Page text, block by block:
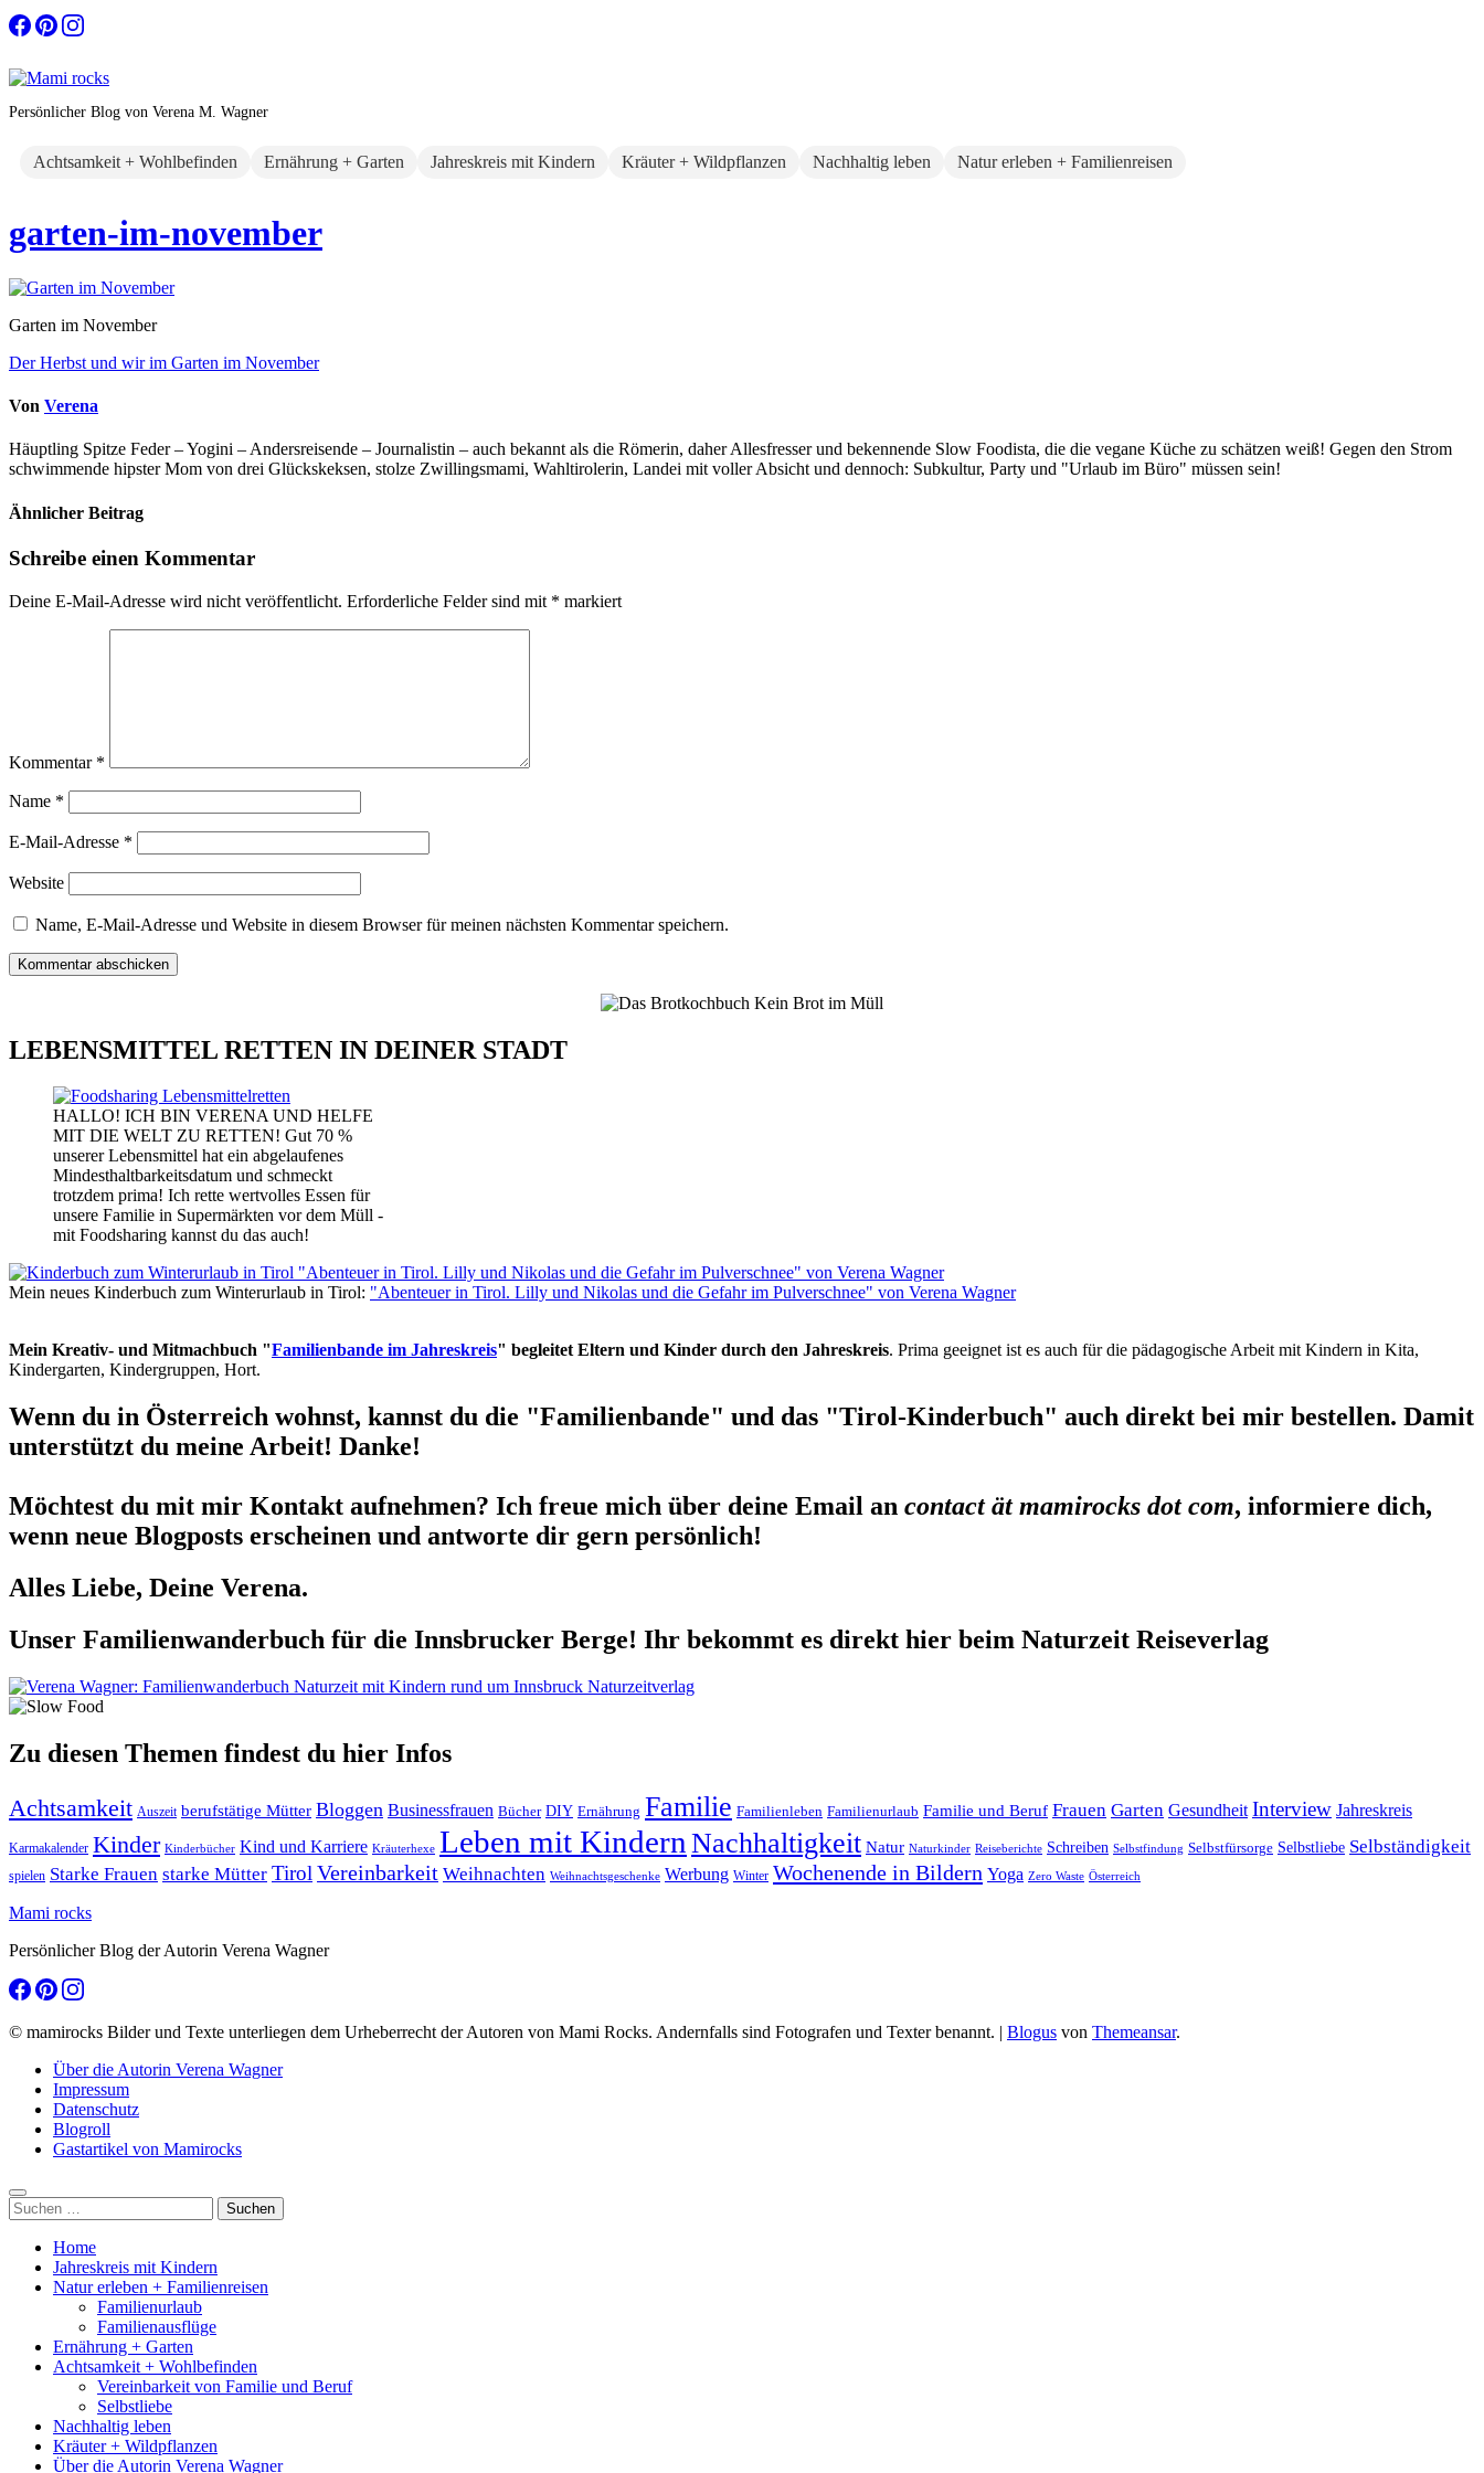
Zum
Inhalt
Persönlicher Blog von Verena M. Wagner
Achtsamkeit + Wohlbefinden Ernährung + Garten Jahreskreis mit Kindern Kräuter + Wildpflanzen Nachhaltig leben Natur erleben + Familienreisen
garten-im-november
Garten im November
Beitragsnavigation
Der Herbst und wir im Garten im November
Von Verena
Häuptling Spitze Feder – Yogini – Andersreisende – Journalistin – auch bekannt als die Römerin, daher Allesfresser und bekennende Slow Foodista, die die vegane Küche zu schätzen weiß! Gegen den Strom
schwimmende hipster Mom von drei Glückskeksen, stolze Zwillingsmami, Wahltirolerin, Landei mit voller Absicht und dennoch: Subkultur, Party und "Urlaub im Büro" müssen sein!
Ähnlicher Beitrag
Schreibe einen Kommentar
Deine E-Mail-Adresse wird nicht veröffentlicht. Erforderliche Felder sind mit * markiert
Kommentar *
Name *
E-Mail-Adresse *
Website
Name, E-Mail-Adresse und Website in diesem Browser für meinen nächsten Kommentar speichern.
LEBENSMITTEL RETTEN IN DEINER STADT
HALLO! ICH BIN VERENA UND HELFE
MIT DIE WELT ZU RETTEN! Gut 70 %
unserer Lebensmittel hat ein abgelaufenes
Mindesthaltbarkeitsdatum und schmeckt
trotzdem prima! Ich rette wertvolles Essen für
unsere Familie in Supermärkten vor dem Müll -
mit Foodsharing kannst du das auch!
Mein neues Kinderbuch zum Winterurlaub in Tirol: "Abenteuer in Tirol. Lilly und Nikolas und die Gefahr im Pulverschnee" von Verena Wagner
Mein Kreativ- und Mitmachbuch "Familienbande im Jahreskreis" begleitet Eltern und Kinder durch den Jahreskreis. Prima geeignet ist es auch für die pädagogische Arbeit mit Kindern in Kita,
Kindergarten, Kindergruppen, Hort.
Wenn du in Österreich wohnst, kannst du die "Familienbande" und das "Tirol-Kinderbuch" auch direkt bei mir bestellen. Damit
unterstützt du meine Arbeit! Danke!
Möchtest du mit mir Kontakt aufnehmen? Ich freue mich über deine Email an contact ät mamirocks dot com, informiere dich,
wenn neue Blogposts erscheinen und antworte dir gern persönlich!
Alles Liebe, Deine Verena.
Unser Familienwanderbuch für die Innsbrucker Berge! Ihr bekommt es direkt hier beim Naturzeit Reiseverlag
Zu diesen Themen findest du hier Infos
Achtsamkeit Auszeit berufstätige Mütter Bloggen Businessfrauen Bücher DIY Ernährung Familie Familienleben Familienurlaub Familie und Beruf Frauen Garten Gesundheit Interview Jahreskreis
Karmakalender Kinder Kinderbücher Kind und Karriere Kräuterhexe Leben mit Kindern Nachhaltigkeit Natur Naturkinder Reiseberichte Schreiben Selbstfindung Selbstfürsorge Selbstliebe Selbständigkeit
spielen Starke Frauen starke Mütter Tirol Vereinbarkeit Weihnachten Weihnachtsgeschenke Werbung Winter Wochenende in Bildern Yoga Zero Waste Österreich
Mami rocks
Persönlicher Blog der Autorin Verena Wagner
© mamirocks Bilder und Texte unterliegen dem Urheberrecht der Autoren von Mami Rocks. Andernfalls sind Fotografen und Texter benannt. | Blogus von Themeansar.
Über die Autorin Verena Wagner
Impressum
Datenschutz
Blogroll
Gastartikel von Mamirocks
Suchen
nach:
Home
Jahreskreis mit Kindern
Natur erleben + Familienreisen
Familienurlaub
Familienausflüge
Ernährung + Garten
Achtsamkeit + Wohlbefinden
Vereinbarkeit von Familie und Beruf
Selbstliebe
Nachhaltig leben
Kräuter + Wildpflanzen
Über die Autorin Verena Wagner